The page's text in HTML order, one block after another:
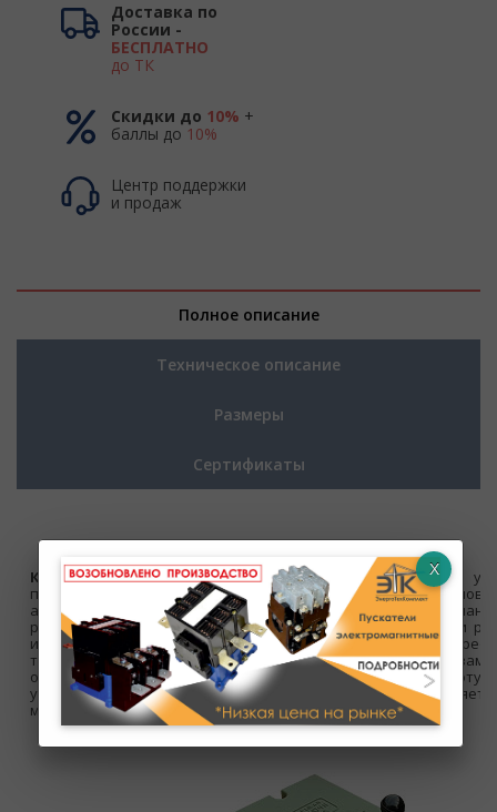
Доставка по
России -
БЕСПЛАТНО
до ТК
Скидки до 10% +
баллы до 10%
Центр поддержки
и продаж
Полное описание
Техническое описание
Размеры
Сертификаты
Командоконтроллерыявляются аппаратами ручного
предназначаются для дистанционного управления
автоматизированными электроприводами. Контакты
рассчитаны на коммутацию цепей катушек контакторов и
или переменного тока, а так же цепей управления
тиристорными регуляторами и подобными им
очередь, влияют на скорость перемещения крана, работу
установками и др. Проще говоря, контроллер ккп влияет
мощности крана.